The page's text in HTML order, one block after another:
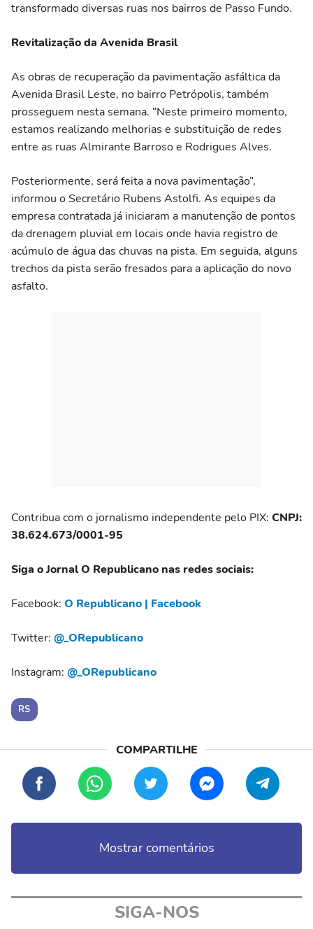
transformado diversas ruas nos bairros de Passo Fundo.
Revitalização da Avenida Brasil
As obras de recuperação da pavimentação asfáltica da
Avenida Brasil Leste, no bairro Petrópolis, também
prosseguem nesta semana. “Neste primeiro momento,
estamos realizando melhorias e substituição de redes
entre as ruas Almirante Barroso e Rodrigues Alves.
Posteriormente, será feita a nova pavimentação”,
informou o Secretário Rubens Astolfi. As equipes da
empresa contratada já iniciaram a manutenção de pontos
da drenagem pluvial em locais onde havia registro de
acúmulo de água das chuvas na pista. Em seguida, alguns
trechos da pista serão fresados para a aplicação do novo
asfalto.
Contribua com o jornalismo independente pelo PIX: CNPJ:
38.624.673/0001-95
Siga o Jornal O Republicano nas redes sociais:
Facebook: O Republicano | Facebook
Twitter: @_ORepublicano
Instagram: @_ORepublicano
RS
Mostrar comentários
SIGA-NOS